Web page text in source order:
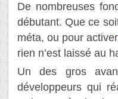
De nombreuses
débutant. Que ce
méta, ou pour activer
rien n’est laissé au
Un des gros
développeurs qui